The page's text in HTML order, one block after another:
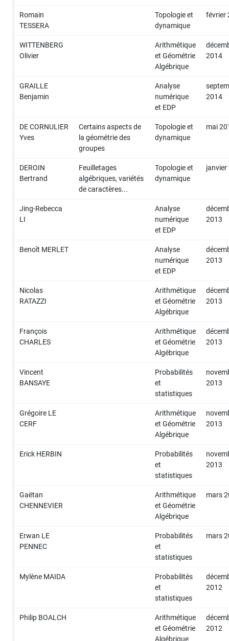
Romain
TESSERA
Topologie et
dynamique
février
WITTENBERG
Olivier
Arithmétique
et Géométrie
Algébrique
2014
GRAILLE
Benjamin
Analyse
numérique
et EDP
2014
DE CORNULIER
Yves
Certains aspects de
la géométrie des
groupes
Topologie et
dynamique
mai
DEROIN
Bertrand
Feuilletages
algébriques, variétés
de caractères...
Topologie et
dynamique
janvier
Jing-Rebecca
LI
Analyse
numérique
et EDP
2013
Benoît MERLET
Analyse
numérique
et EDP
2013
Nicolas
RATAZZI
Arithmétique
et Géométrie
Algébrique
2013
François
CHARLES
Arithmétique
et Géométrie
Algébrique
2013
Vincent
BANSAYE
Probabilités
et
statistiques
2013
Grégoire LE
CERF
Arithmétique
et Géométrie
Algébrique
2013
Erick HERBIN
Probabilités
et
statistiques
2013
Gaëtan
CHENNEVIER
Arithmétique
et Géométrie
Algébrique
mars
Erwan LE
PENNEC
Probabilités
et
statistiques
mars
Mylène MAIDA
Probabilités
et
statistiques
2012
Philip BOALCH
Arithmétique
et Géométrie
Algébrique
2012